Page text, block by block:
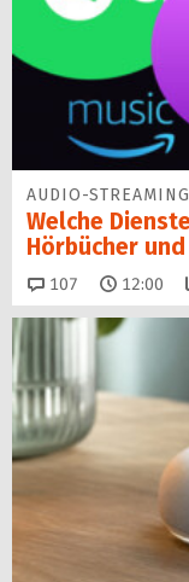
AUDIO-STREAMING
Welche
Hörbücher
107 Kommentare
12:00